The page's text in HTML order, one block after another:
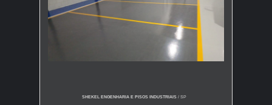
SHEKEL ENGENHARIA E PISOS INDUSTRIAIS / SP